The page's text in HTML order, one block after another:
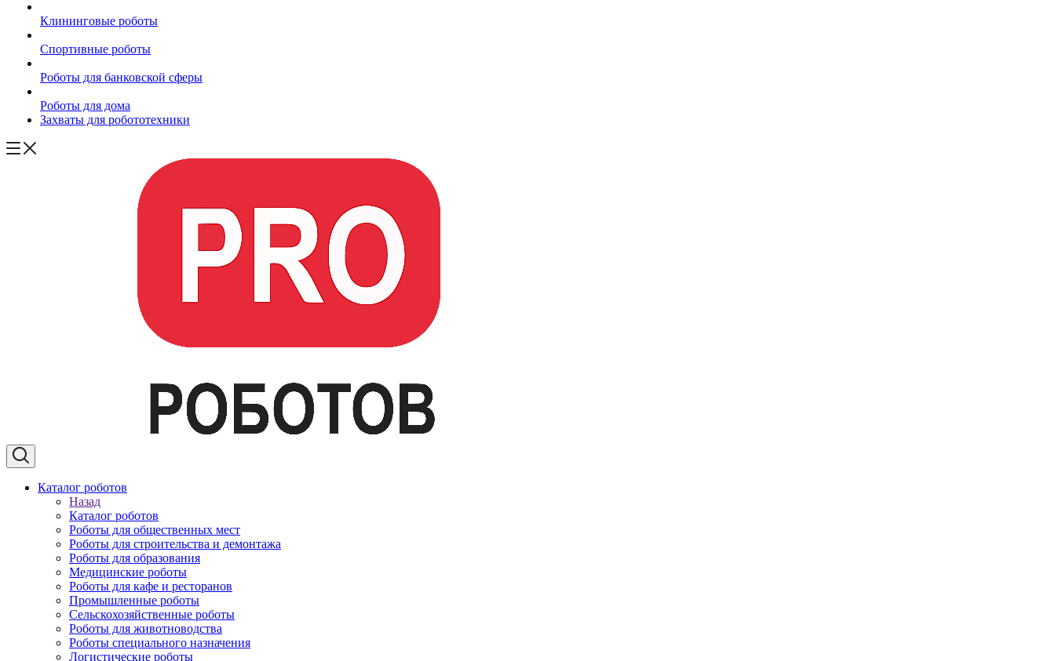
Клининговые роботы
Спортивные роботы
Роботы для банковской сферы
Роботы для дома
Захваты для робототехники
Каталог роботов
Назад
Каталог роботов
Роботы для общественных мест
Роботы для строительства и демонтажа
Роботы для образования
Медицинские роботы
Роботы для кафе и ресторанов
Промышленные роботы
Сельскохозяйственные роботы
Роботы для животноводства
Роботы специального назначения
Логистические роботы